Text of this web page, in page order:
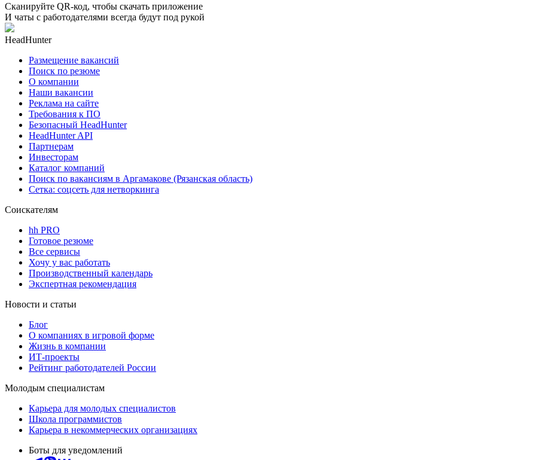
Сканируйте QR-код, чтобы скачать приложение
И чаты с работодателями всегда будут под рукой
HeadHunter
Размещение вакансий
Поиск по резюме
О компании
Наши вакансии
Реклама на сайте
Требования к ПО
Безопасный HeadHunter
HeadHunter API
Партнерам
Инвесторам
Каталог компаний
Поиск по вакансиям в Аргамакове (Рязанская область)
Сетка: соцсеть для нетворкинга
Соискателям
hh PRO
Готовое резюме
Все сервисы
Хочу у вас работать
Производственный календарь
Экспертная рекомендация
Новости и статьи
Блог
О компаниях в игровой форме
Жизнь в компании
ИТ-проекты
Рейтинг работодателей России
Молодым специалистам
Карьера для молодых специалистов
Школа программистов
Карьера в некоммерческих организациях
Боты для уведомлений